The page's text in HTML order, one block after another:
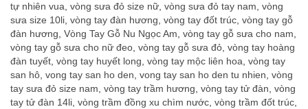
tự nhiên vua, vòng sưa đỏ size nữ, vòng sưa đỏ tay nam, vòng
sưa size 10li, vòng tay đàn hương, vòng tay đốt trúc, vòng tay gỗ
đàn hương, Vòng Tay Gỗ Nu Ngọc Am, vòng tay gỗ sưa cho nam,
vòng tay gỗ sưa cho nữ đeo, vòng tay gỗ sưa đỏ, vòng tay hoàng
đàn tuyết, vòng tay huyết long, vòng tay mộc liên hoa, vòng tay
san hô, vong tay san ho den, vong tay san ho den tu nhien, vòng
tay sưa đỏ size nam, vòng tay trầm hương, vòng tay tử đàn, vòng
tay tử đàn 14li, vòng trầm đồng xu chìm nước, vòng trầm đốt trúc,